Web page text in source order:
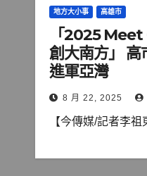
地方大小事 高雄市
「2025
創大南方」 高
進軍亞灣
8 月 22, 2025
【今傳媒/記者李